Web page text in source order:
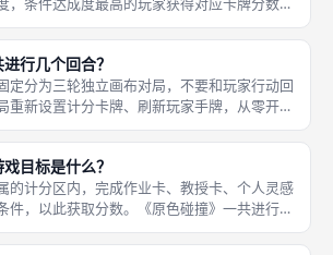
画布开局，主持人从作业卡、教授卡牌库随机
正面公开放在桌面中央，作为本轮全体玩家通
行几个回合？
定分为三轮独立画布对局，不要和玩家行动回
重新设置计分卡牌、刷新玩家手牌，从零开始
全部完成之后汇总总分判定胜负。 在单轮对
行行动，持续打出油画卡，直到画布区域填
目标是什么？
的计分区内，完成作业卡、教授卡、个人灵感
件，以此获取分数。《原色碰撞》一共进行三
一轮画布填满之后进行计分。 三轮所有分数
家获胜；如果出现同分，拥有「宠儿」卡的玩